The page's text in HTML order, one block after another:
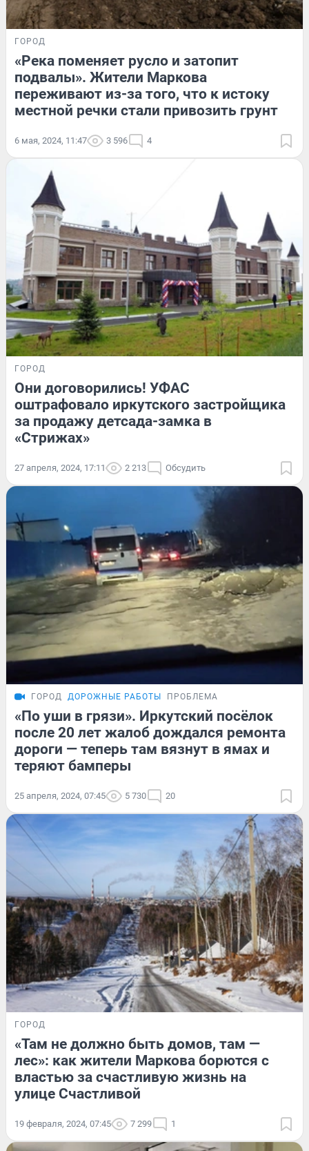
ГОРОД
«Река поменяет русло и затопит
подвалы». Жители Маркова
переживают из-за того, что к истоку
местной речки стали привозить грунт
6 мая, 2024, 11:47 3 596 4
ГОРОД
Они договорились! УФАС
оштрафовало иркутского застройщика
за продажу детсада-замка в
«Стрижах»
27 апреля, 2024, 17:11 2 213 Обсудить
ГОРОД ДОРОЖНЫЕ РАБОТЫ ПРОБЛЕМА
«По уши в грязи». Иркутский посёлок
после 20 лет жалоб дождался ремонта
дороги — теперь там вязнут в ямах и
теряют бамперы
25 апреля, 2024, 07:45 5 730 20
ГОРОД
«Там не должно быть домов, там —
лес»: как жители Маркова борются с
властью за счастливую жизнь на
улице Счастливой
19 февраля, 2024, 07:45 7 299 1